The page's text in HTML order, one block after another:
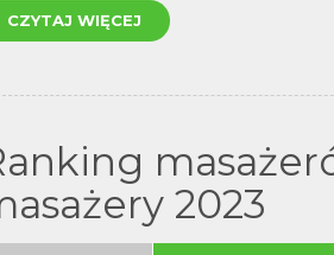
CZYTAJ WIĘCEJ
2023